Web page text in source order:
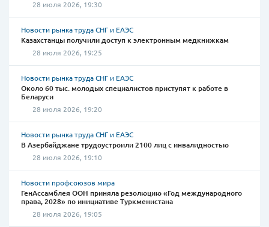
28 июля 2026, 19:30
Новости рынка труда СНГ и ЕАЭС
Казахстанцы получили доступ к электронным медкнижкам
28 июля 2026, 19:25
Новости рынка труда СНГ и ЕАЭС
Около 60 тыс. молодых специалистов приступят к работе в
Беларуси
28 июля 2026, 19:20
Новости рынка труда СНГ и ЕАЭС
В Азербайджане трудоустроили 2100 лиц с инвалидностью
28 июля 2026, 19:10
Новости профсоюзов мира
ГенАссамблея ООН приняла резолюцию «Год международного
права, 2028» по инициативе Туркменистана
28 июля 2026, 19:05